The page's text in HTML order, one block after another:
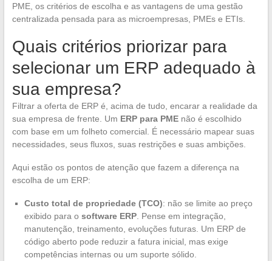
PME, os critérios de escolha e as vantagens de uma gestão
centralizada pensada para as microempresas, PMEs e ETIs.
Quais critérios priorizar para
selecionar um ERP adequado à
sua empresa?
Filtrar a oferta de ERP é, acima de tudo, encarar a realidade da
sua empresa de frente. Um ERP para PMEnão é escolhido
com base em um folheto comercial. É necessário mapear suas
necessidades, seus fluxos, suas restrições e suas ambições.
Aqui estão os pontos de atenção que fazem a diferença na
escolha de um ERP:
Custo total de propriedade (TCO): não se limite ao preço
exibido para o software ERP. Pense em integração,
manutenção, treinamento, evoluções futuras. Um ERP de
código aberto pode reduzir a fatura inicial, mas exige
competências internas ou um suporte sólido.